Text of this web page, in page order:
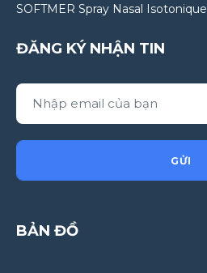
SOFTMER Spray Nasal Isotonique
ĐĂNG KÝ NHẬN TIN
GỬI
BẢN ĐỒ